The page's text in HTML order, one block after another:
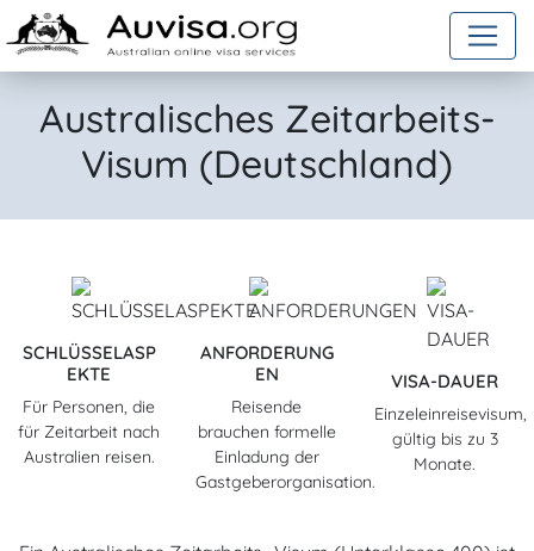
Skip to content
Australisches Zeitarbeits-
Visum (Deutschland)
SCHLÜSSELASP
EKTE
Für Personen, die
für Zeitarbeit nach
Australien reisen.
ANFORDERUNG
EN
Reisende
brauchen formelle
Einladung der
Gastgeberorganisation.
VISA-DAUER
Einzeleinreisevisum,
gültig bis zu 3
Monate.